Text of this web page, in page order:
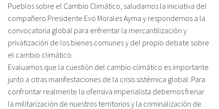
Pueblos sobre el Cambio Climático, saludamos la iniciativa del
compañero Presidente Evo Morales Ayma y respondemos a la
convocatoria global para enfrentar la mercantilización y
privatización de los bienes comunes y del propio debate sobre
el cambio climático.
Evaluamos que la cuestión del cambio climático es importante
junto a otras manifestaciones de la crisis sistémica global. Para
confrontar realmente la ofensiva imperialista debemos frenar
la militarización de nuestros territorios y la criminalización de